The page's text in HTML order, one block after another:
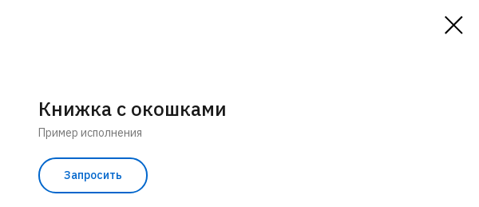
Книжка с окошками
Пример исполнения
Запросить